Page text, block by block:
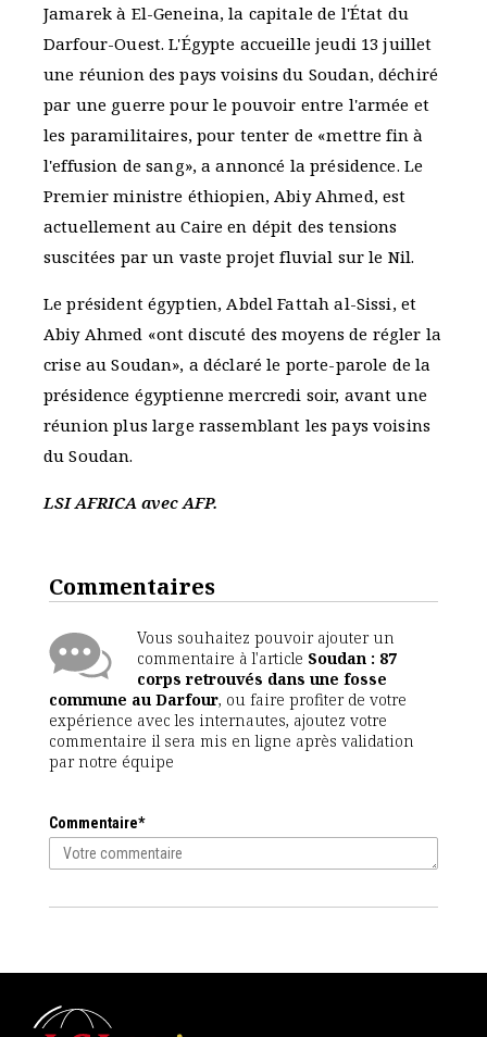
Jamarek à El-Geneina, la capitale de l'État du
Darfour-Ouest. L'Égypte accueille jeudi 13 juillet
une réunion des pays voisins du Soudan, déchiré
par une guerre pour le pouvoir entre l'armée et
les paramilitaires, pour tenter de «mettre fin à
l'effusion de sang», a annoncé la présidence. Le
Premier ministre éthiopien, Abiy Ahmed, est
actuellement au Caire en dépit des tensions
suscitées par un vaste projet fluvial sur le Nil.
Le président égyptien, Abdel Fattah al-Sissi, et
Abiy Ahmed «ont discuté des moyens de régler la
crise au Soudan», a déclaré le porte-parole de la
présidence égyptienne mercredi soir, avant une
réunion plus large rassemblant les pays voisins
du Soudan.
LSI AFRICA avec AFP.
Commentaires
Vous souhaitez pouvoir ajouter un
commentaire à l'article Soudan : 87
corps retrouvés dans une fosse
commune au Darfour, ou faire profiter de votre
expérience avec les internautes, ajoutez votre
commentaire il sera mis en ligne après validation
par notre équipe
Commentaire*